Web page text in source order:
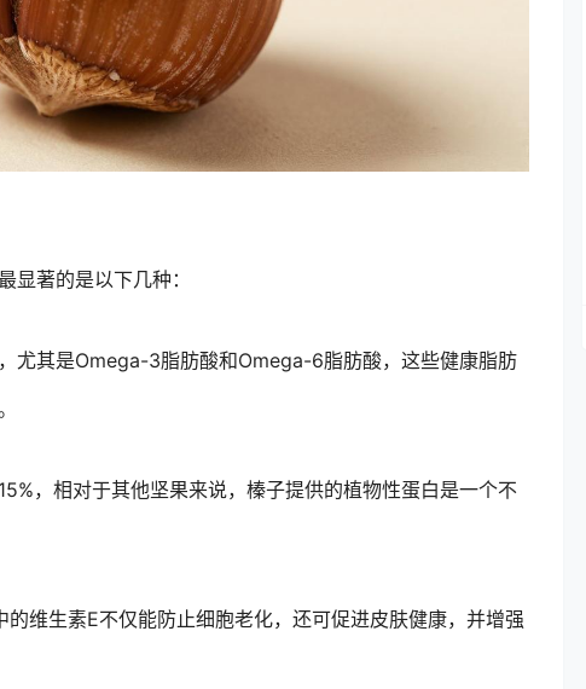
显著的是以下几种：
尤其是Omega-3脂肪酸和Omega-6脂肪酸，这些健康脂肪
，相对于其他坚果来说，榛子提供的植物性蛋白是一个不
的维生素E不仅能防止细胞老化，还可促进皮肤健康，并增强